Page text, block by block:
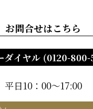
お問合せはこちら
ダイヤル (0120-800-
平日10：00～17:00